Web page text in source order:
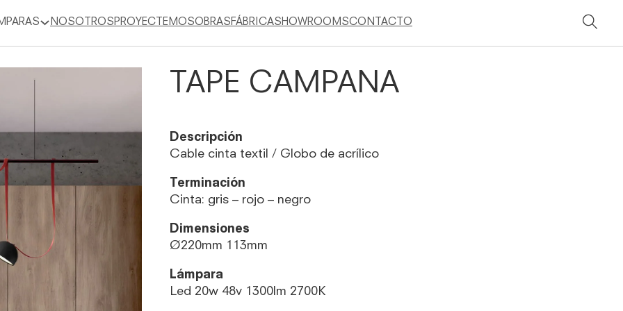
NOSOTROS PROYECTEMOSOBRAS FÁBRICASHOWROOMSCONTACTO
TAPE CAMPANA
Descripción
Cable cinta textil / Globo de acrílico
Terminación
Cinta: gris – rojo – negro
Dimensiones
Ø220mm 113mm
Lámpara
Led 20w 48v 1300lm 2700K